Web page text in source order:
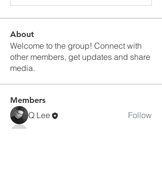
About
Welcome to the group! Connect with
other members, get updates and share
media.
Members
Q Lee Follow